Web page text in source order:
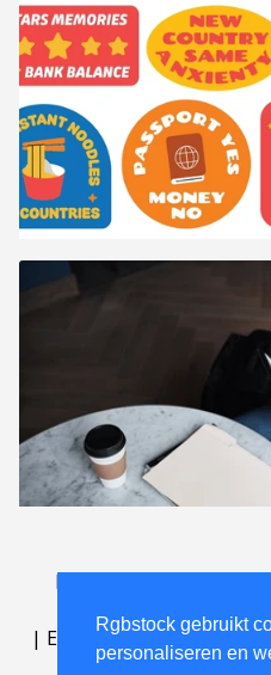
Rgbstock gebruikt
personaliseren en
Lichttafel
| English|Deutsch|